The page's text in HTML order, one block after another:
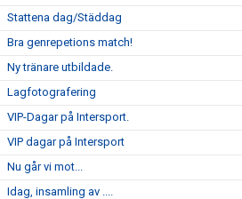
Stattena dag/Städdag
Bra genrepetions match!
Ny tränare utbildade.
Lagfotografering
VIP-Dagar på Intersport.
VIP dagar på Intersport
Nu går vi mot...
Idag, insamling av ....